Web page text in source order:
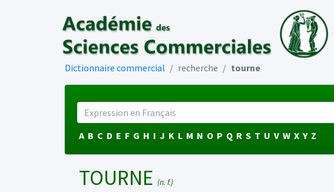
Dictionnaire commercial recherche tourne
A B C D E F G H I J K L M N O P Q R S T U V W X Y Z
TOURNE (n. f.)